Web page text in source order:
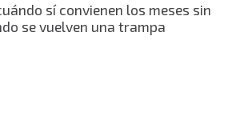
sí convienen los meses sin
se vuelven una trampa